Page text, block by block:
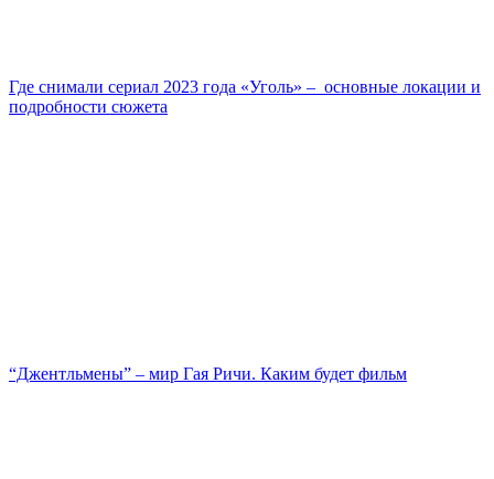
Где снимали сериал 2023 года «Уголь» – основные локации и
подробности сюжета
“Джентльмены” – мир Гая Ричи. Каким будет фильм